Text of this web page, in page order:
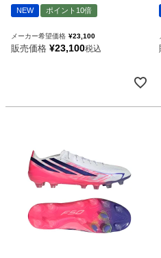
NEW ポイント10倍
メーカー希望価格 ¥23,100
販売価格 ¥23,100税込